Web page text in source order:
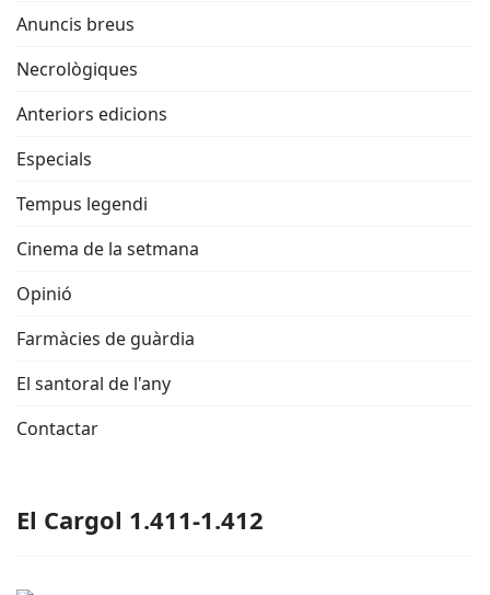
Anuncis breus
Necrològiques
Anteriors edicions
Especials
Tempus legendi
Cinema de la setmana
Opinió
Farmàcies de guàrdia
El santoral de l'any
Contactar
El Cargol 1.411-1.412